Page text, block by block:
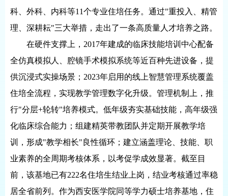
科、外科、内科等11个专业住培任务。通过"重投入、精管
理、深耕耘"三大举措，走出了一条高质量人才培养之路。
在硬件支撑上，2017年建成的临床技能培训中心配备
全仿真模拟人、腔镜手术模拟系统等近百种先进设备，提
供沉浸式实操场景；2023年启用的线上智慧管理系统覆盖
住培全流程，实现教学管理数字化升级。管理机制上，推
行"分层+轮转"培养模式。低年级夯实基础技能，高年级强
化临床综合能力；组建精英带教团队并定期开展教学培
训，形成"教学相长"良性循环；建立涵盖理论、技能、职
业素养的全周期考核体系，以考促学成效显著。截至目
前，该基地已有222名住培生结业上岗，结业考核通过率稳
居全省前列。作为西安医学院同等学力硕士培养基地，住